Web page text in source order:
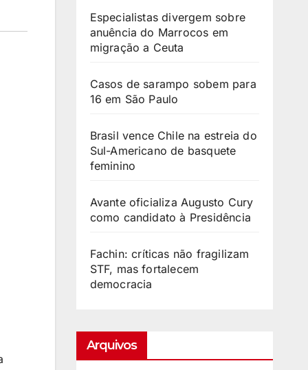
Especialistas divergem sobre
anuência do Marrocos em
migração a Ceuta
Casos de sarampo sobem para
16 em São Paulo
Brasil vence Chile na estreia do
Sul-Americano de basquete
feminino
Avante oficializa Augusto Cury
como candidato à Presidência
Fachin: críticas não fragilizam
STF, mas fortalecem
democracia
Arquivos